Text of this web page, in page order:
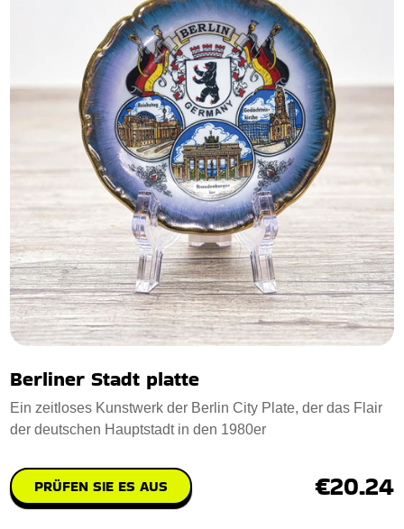
Berliner Stadt platte
Ein zeitloses Kunstwerk der Berlin City Plate, der das Flair
der deutschen Hauptstadt in den 1980er
PRÜFEN SIE ES AUS €20.24